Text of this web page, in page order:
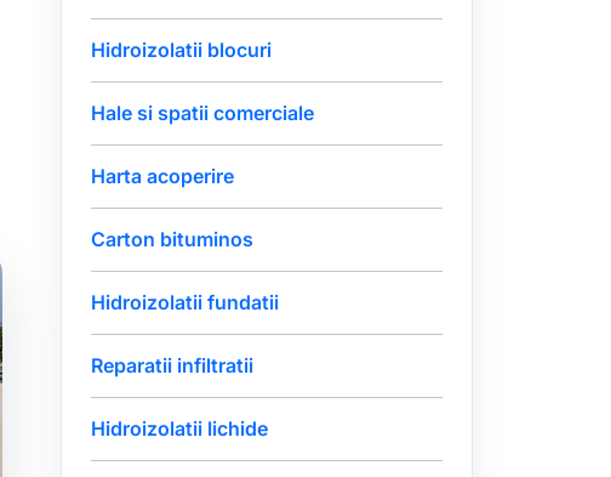
Hidroizolatii blocuri
Hale si spatii comerciale
Harta acoperire
Carton bituminos
Hidroizolatii fundatii
Reparatii infiltratii
Hidroizolatii lichide